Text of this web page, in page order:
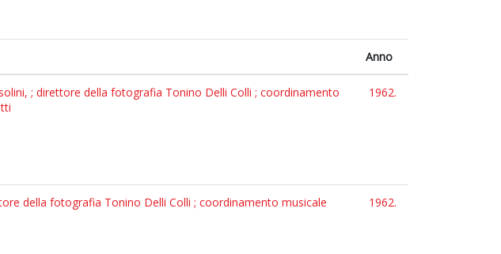
Anno
; direttore della fotografia Tonino Delli Colli ; coordinamento
1962.
della fotografia Tonino Delli Colli ; coordinamento musicale
1962.